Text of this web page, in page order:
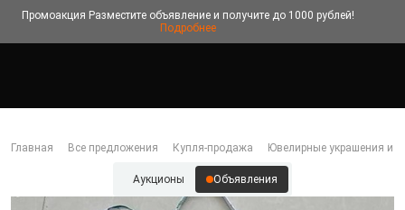
Промоакция Разместите объявление и получите до 1000 рублей!
Подробнее
Главная Все предложения Купля-продажа Ювелирные украшения и
Аукционы Объявления